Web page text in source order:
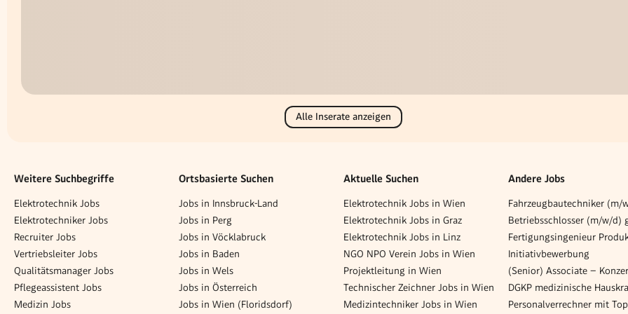
Alle Inserate anzeigen
Weitere Suchbegriffe
Elektrotechnik Jobs
Elektrotechniker Jobs
Recruiter Jobs
Vertriebsleiter Jobs
Qualitätsmanager Jobs
Pflegeassistent Jobs
Medizin Jobs
Ortsbasierte Suchen
Jobs in Innsbruck-Land
Jobs in Perg
Jobs in Vöcklabruck
Jobs in Baden
Jobs in Wels
Jobs in Österreich
Jobs in Wien (Floridsdorf)
Aktuelle Suchen
Elektrotechnik Jobs in Wien
Elektrotechnik Jobs in Graz
Elektrotechnik Jobs in Linz
NGO NPO Verein Jobs in Wien
Projektleitung in Wien
Technischer Zeichner Jobs in Wien
Medizintechniker Jobs in Wien
Andere Jobs
Initiativbewerbung